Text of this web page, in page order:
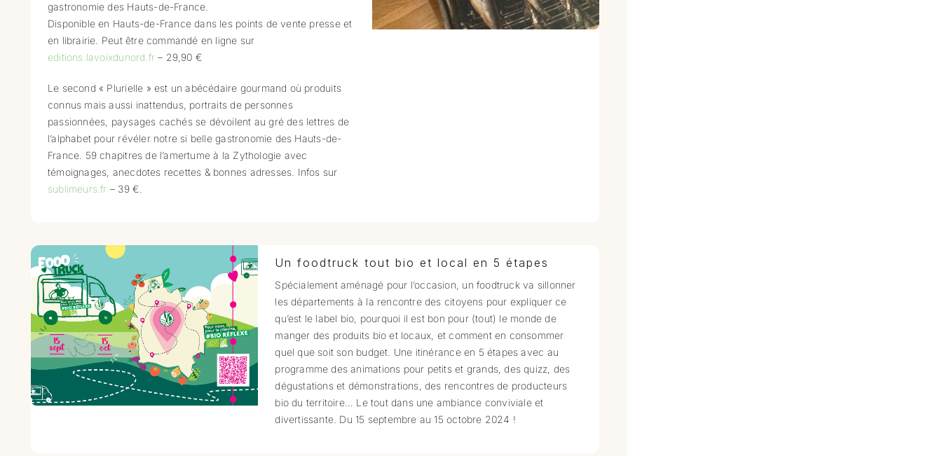
gastronomie des Hauts-de-France.
Disponible en Hauts-de-France dans les points de vente presse et
en librairie. Peut être commandé en ligne sur
editions.lavoixdunord.fr– 29,90 €
Le second « Plurielle » est un abécédaire gourmand où produits
connus mais aussi inattendus, portraits de personnes
passionnées, paysages cachés se dévoilent au gré des lettres de
l’alphabet pour révéler notre si belle gastronomie des Hauts-de-
France. 59 chapitres de l’amertume à la Zythologie avec
témoignages, anecdotes recettes & bonnes adresses. Infos sur
sublimeurs.fr – 39 €.
Un foodtruck tout bio et local en 5 étapes
Spécialement aménagé pour l’occasion, un foodtruck va sillonner
les départements à la rencontre des citoyens pour expliquer ce
qu’est le label bio, pourquoi il est bon pour (tout) le monde de
manger des produits bio et locaux, et comment en consommer
quel que soit son budget. Une itinérance en 5 étapes avec au
programme des animations pour petits et grands, des quizz, des
dégustations et démonstrations, des rencontres de producteurs
bio du territoire… Le tout dans une ambiance conviviale et
divertissante. Du 15 septembre au 15 octobre 2024 !